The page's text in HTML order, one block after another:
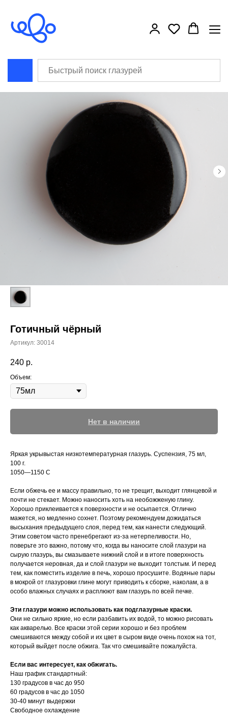
Готичный чёрный
Артикул: 30014
240 р.
Объем:
Нет в наличии
Яркая укрывыстая низкотемпературная глазурь. Суспензия, 75 мл,
100 г.
1050—1150 С
Если обжечь ее и массу правильно, то не трещит, выходит глянцевой и
почти не стекает. Можно наносить хоть на необожженую глину.
Хорошо приклеивается к поверхности и не осыпается. Отлично
мажется, но медленно сохнет. Поэтому рекомендуем дожидаться
высыхания предыдущего слоя, перед тем, как нанести следующий.
Этим советом часто пренебрегают из-за нетерпеливости. Но,
поверьте это важно, потому что, когда вы наносите слой глазури на
сырую глазурь, вы смазываете нижний слой и в итоге поверхность
получается неровная, да и слой глазури не выходит толстым. И перед
тем, как поместить изделие в печь, хорошо просушите. Водяные пары
в мокрой от глазуровки глине могут приводить к сборке, наколам, а в
особо влажных случаях и расплюют вам глазурь по всей печке.
Эти глазури можно использовать как подглазурные краски.
Они не сильно яркие, но если разбавить их водой, то можно рисовать
как акварелью. Все краски этой серии хорошо и без проблем
смешиваются между собой и их цвет в сыром виде очень похож на тот,
который выйдет после обжига. Так что смешивайте пожалуйста.
Если вас интересует, как обжигать.
Наш график стандартный:
130 градусов в час до 950
60 градусов в час до 1050
30-40 минут выдержки
Свободное охлаждение